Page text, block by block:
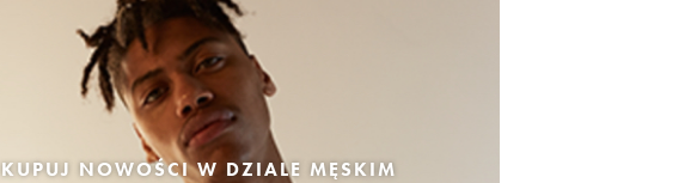
KUPUJ NOWOŚCI W DZIALE MĘSKIM